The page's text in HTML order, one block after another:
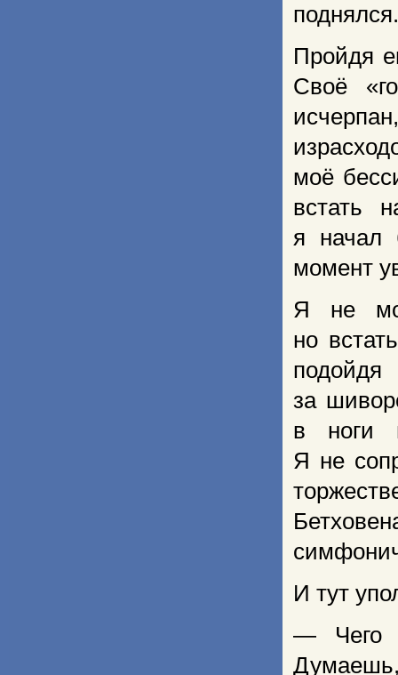
поднялся.
Пройдя
Своё
моё
встать
я начал
момент
Я не
но
за
в ноги
Я не
И тут
— Чего